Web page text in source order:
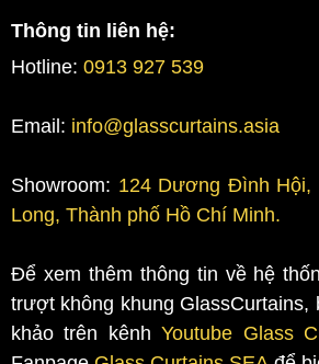
Thông tin liên hệ:
Hotline: 0913 927 539
Email: info@glasscurtains.asia
Showroom: 124 Dương Đình
Long, Thành phố Hồ Chí Minh.
Để xem thêm thông tin về hệ
trượt không khung GlassCurtains,
khảo trên kênhYoutube Glass